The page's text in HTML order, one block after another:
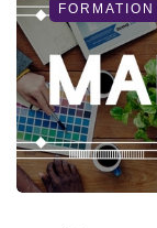
FORMATION